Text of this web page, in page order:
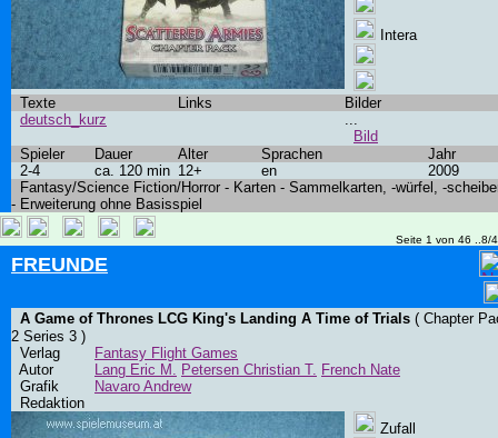
Intera
Texte Links
Bilder
deutsch_kurz
...
Bild
Spieler
Dauer Alter Sprachen
Jahr
2-4
ca. 120 min 12+ en
2009
Fantasy/Science Fiction/Horror - Karten - Sammelkarten, -würfel, -
- Erweiterung ohne Basisspiel
Seite 1 von 46 ..8/
FREUNDE
A Game of Thrones LCG King's Landing A Time of Trials ( Chapter
2 Series 3 )
Verlag
Fantasy Flight Games
Autor
Lang Eric M. Petersen Christian T. French Nate
Grafik
Navaro Andrew
Redaktion
Zufall